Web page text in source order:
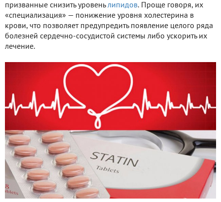
призванные снизить уровень липидов. Проще говоря, их
«специализация» — понижение уровня холестерина в
крови, что позволяет предупредить появление целого ряда
болезней сердечно-сосудистой системы либо ускорить их
лечение.